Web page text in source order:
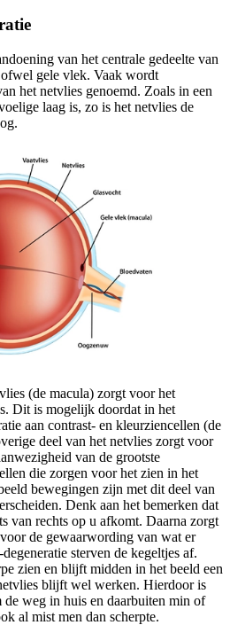
van het centrale gedeelte van
gele vlek. Vaak wordt
het netvlies genoemd. Zoals in een
laag is, zo is het netvlies de
(de macula) zorgt voor het
Dit is mogelijk doordat in het
aan contrast- en kleurziencellen (de
deel van het netvlies zorgt voor
van de grootste
die zorgen voor het zien in het
bewegingen zijn met dit deel van
Denk aan het bemerken dat
van rechts op u afkomt. Daarna zorgt
de gewaarwording van wat er
sterven de kegeltjes af.
zien en blijft midden in het beeld een
blijft wel werken. Hierdoor is
weg in huis en daarbuiten min of
al mist men dan scherpte.